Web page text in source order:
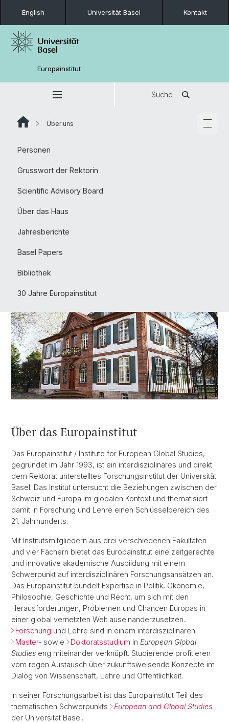
English Universität Basel Kontakt
Europainstitut
Suche
Über uns
Personen
Grusswort der Rektorin
Scientific Advisory Board
Über das Haus
Jahresberichte
Basel Papers
Bibliothek
30 Jahre Europainstitut
Über das Europainstitut
Das Europainstitut / Institute for European Global Studies,
gegründet im Jahr 1993, ist ein interdisziplinäres und direkt
dem Rektorat unterstelltes Forschungsinstitut der Universität
Basel. Das Institut untersucht die Beziehungen zwischen der
Schweiz und Europa im globalen Kontext und thematisiert
damit in Forschung und Lehre einen Schlüsselbereich des
21. Jahrhunderts.
Mit Institutsmitgliedern aus drei verschiedenen Fakultäten
und vier Fächern bietet das Europainstitut eine zeitgerechte
und innovative akademische Ausbildung mit einem
Schwerpunkt auf interdisziplinären Forschungsansätzen an.
Das Europainstitut bündelt Expertise in Politik, Ökonomie,
Philosophie, Geschichte und Recht, um sich mit den
Herausforderungen, Problemen und Chancen Europas in
einer global vernetzten Welt auseinanderzusetzen.
Forschung und Lehre sind in einem interdisziplinären
Master- sowie Doktoratsstudium in European Global
Studies eng miteinander verknüpft. Studierende profitieren
vom regen Austausch über zukunftsweisende Konzepte im
Dialog von Wissenschaft, Lehre und Öffentlichkeit.
In seiner Forschungsarbeit ist das Europainstitut Teil des
thematischen Schwerpunkts
European and Global Studies
der Universität Basel.